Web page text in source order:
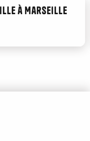
à Marseille